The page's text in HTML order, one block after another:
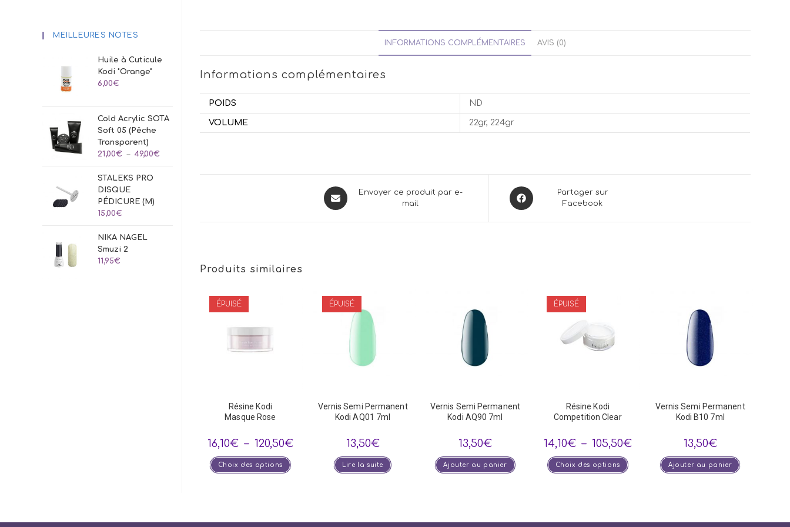
INFORMATIONS COMPLÉMENTAIRES AVIS (0)
Informations complémentaires
POIDS ND
VOLUME 22gr, 224gr
Opens
in
Envoyer ce produit par e-
mail
Opens
in
Partager sur
Facebook
Produits similaires
ÉPUISÉ
Résine Kodi
Masque Rose
16,10€ – 120,50€Plage
Choix des options
produit
être
ÉPUISÉ
Vernis Semi Permanent
Kodi AQ01 7ml
13,50€
Lire la suite
Vernis Semi Permanent
Kodi AQ90 7ml
13,50€
Ajouter au panier
ÉPUISÉ
Résine Kodi
Competition Clear
14,10€ – 105,50€Plage
Choix des options
produit
être
Vernis Semi Permanent
Kodi B10 7ml
13,50€
Ajouter au panier
MEILLEURES NOTES
Huile à Cuticule
Kodi "Orange"
6,00€
Cold Acrylic SOTA
Soft 05 (Pêche
Transparent)
21,00€ – 49,00€
STALEKS PRO
DISQUE
PÉDICURE (M)
15,00€
NIKA NAGEL
Smuzi 2
11,95€